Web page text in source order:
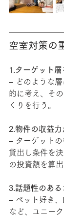
空室対策の
1.ターゲット
– どのような
的に考え、そ
くりを行う。
2.物件の収益
– ターゲット
貸出し条件を
の投資額を算出
3.話題性のある
– ペット好き
など、ユニー